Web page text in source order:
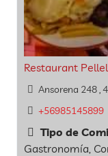
Restaurant
Ansorena 248 ,
+56985145899
Tipo de
Gastronomía,